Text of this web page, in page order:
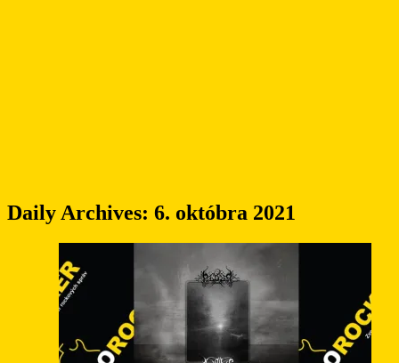
Daily Archives: 6. októbra 2021